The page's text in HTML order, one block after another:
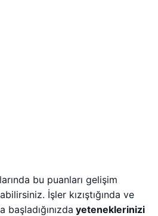
bu puanları gelişim
İşler kızıştığında ve
başladığınızda yeteneklerinizi